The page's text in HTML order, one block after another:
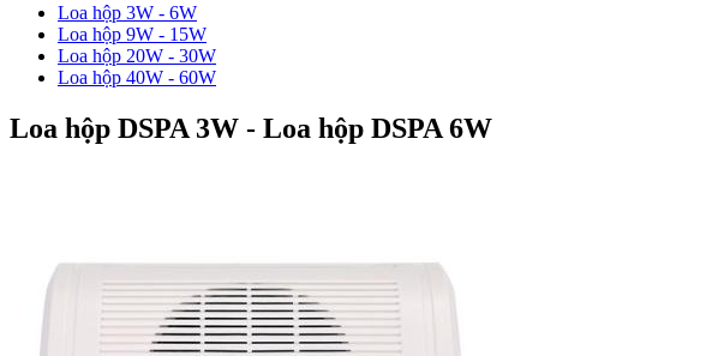
Loa hộp 3W - 6W
Loa hộp 9W - 15W
Loa hộp 20W - 30W
Loa hộp 40W - 60W
Loa hộp DSPA 3W - Loa hộp DSPA 6W